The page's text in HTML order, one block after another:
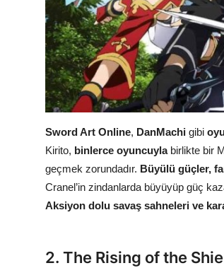
Sword Art Online, DanMachi gibi
Kirito, binlerce oyuncuylabirlikte bir
geçmek zorundadır. Büyülü güçler,
Cranel’in zindanlarda büyüyüp güç
Aksiyon dolu savaş sahneleri ve
2. The Rising of the